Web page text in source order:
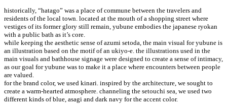
historically, “hatago” was a place of commune between the travelers and
residents of the local town. located at the mouth of a shopping street where
vestiges of its former glory still remain, yubune embodies the japanese ryokan
with a public bath as it’s core.
while keeping the aesthetic sense of azumi setoda, the main visual for yubune is
an illustration based on the motif of an ukiyo-e. the illustrations used in the
main visuals and bathhouse signage were designed to create a sense of intimacy,
as our goal for yubune was to make it a place where encounters between people
are valued.
for the brand color, we used kinari. inspired by the architecture, we sought to
create a warm-hearted atmosphere. channeling the setouchi sea, we used two
different kinds of blue, asagi and dark navy for the accent color.